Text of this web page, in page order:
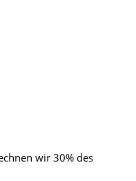
wir 30% des